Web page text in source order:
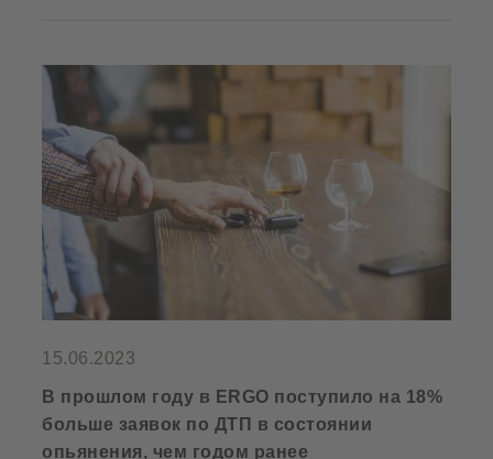
15.06.2023
В прошлом году в ERGO поступило на 18%
больше заявок по ДТП в состоянии
опьянения, чем годом ранее